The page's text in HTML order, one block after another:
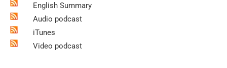
English Summary
Audio podcast
iTunes
Video podcast